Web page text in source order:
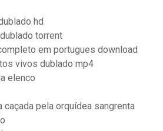
hd
torrent
em portugues download
vivos dublado mp4
elenco
pela orquídea sangrenta